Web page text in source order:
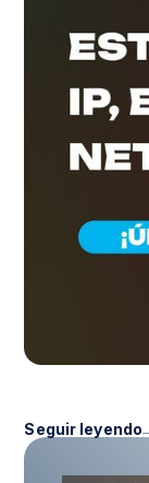
Seguir leyendo